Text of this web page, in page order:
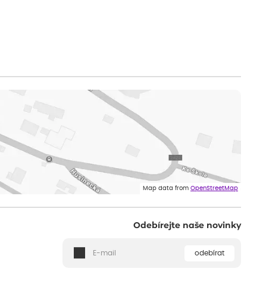
Map data from OpenStreetMap
Odebírejte naše novinky
odebírat